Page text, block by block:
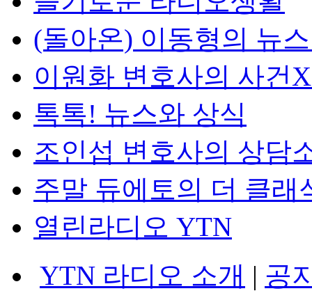
(돌아온) 이동형의 뉴
이원화 변호사의 사건
톡톡! 뉴스와 상식
조인섭 변호사의 상담
주말 듀에토의 더 클래
열린라디오 YTN
YTN 라디오 소개 | 공